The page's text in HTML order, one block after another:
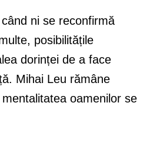
ni se reconfirmă
posibilitățile
dorinței de a face
Mihai Leu rămâne
oamenilor se